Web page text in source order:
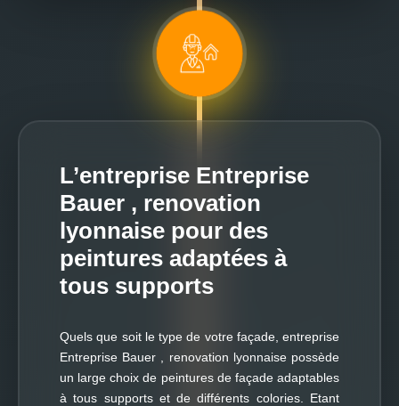
L’entreprise Entreprise
Bauer , renovation
lyonnaise pour des
peintures adaptées à
tous supports
Quels que soit le type de votre façade, entreprise
Entreprise Bauer , renovation lyonnaise possède
un large choix de peintures de façade adaptables
à tous supports et de différents colories. Etant